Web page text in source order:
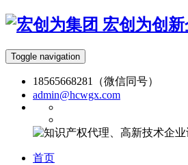
宏创为创
Toggle navigation
18565668281（微信同号）
admin@hcwgx.com
首页